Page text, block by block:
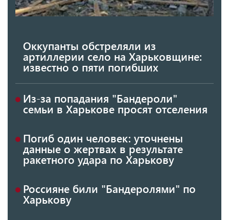
Оккупанты обстреляли из
артиллерии село на Харьковщине:
известно о пяти погибших
Из-за попадания "Бандероли"
семьи в Харькове просят отселения
Погиб один человек: уточнены
данные о жертвах в результате
ракетного удара по Харькову
Россияне били "Бандеролями" по
Харькову